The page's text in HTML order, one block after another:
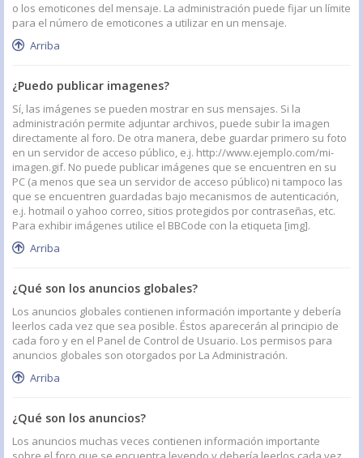
o los emoticones del mensaje. La administración puede fijar un límite
para el número de emoticones a utilizar en un mensaje.
Arriba
¿Puedo publicar imagenes?
Sí, las imágenes se pueden mostrar en sus mensajes. Si la
administración permite adjuntar archivos, puede subir la imagen
directamente al foro. De otra manera, debe guardar primero su foto
en un servidor de acceso público, e.j. http://www.ejemplo.com/mi-
imagen.gif. No puede publicar imágenes que se encuentren en su
PC (a menos que sea un servidor de acceso público) ni tampoco las
que se encuentren guardadas bajo mecanismos de autenticación,
e.j. hotmail o yahoo correo, sitios protegidos por contraseñas, etc.
Para exhibir imágenes utilice el BBCode con la etiqueta [img].
Arriba
¿Qué son los anuncios globales?
Los anuncios globales contienen información importante y debería
leerlos cada vez que sea posible. Éstos aparecerán al principio de
cada foro y en el Panel de Control de Usuario. Los permisos para
anuncios globales son otorgados por La Administración.
Arriba
¿Qué son los anuncios?
Los anuncios muchas veces contienen información importante